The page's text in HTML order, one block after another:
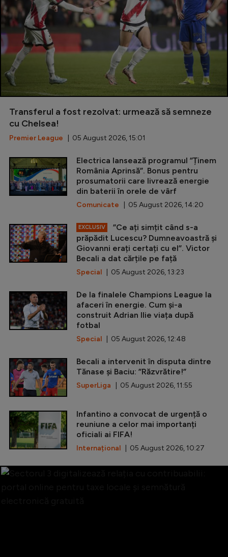
Transferul a fost rezolvat: urmează să semneze
cu Chelsea!
Premier League | 05 August 2026, 15:01
Electrica lansează programul ”Ținem
România Aprinsă”. Bonus pentru
prosumatorii care livrează energie
din baterii în orele de vârf
Comunicate | 05 August 2026, 14:20
EXCLUSIV
”Ce ați simțit când s-a
prăpădit Lucescu? Dumneavoastră și
Giovanni erați certați cu el”. Victor
Becali a dat cărțile pe față
Special | 05 August 2026, 13:23
De la finalele Champions League la
afaceri în energie. Cum și-a
construit Adrian Ilie viața după
fotbal
Special | 05 August 2026, 12:48
Becali a intervenit în disputa dintre
Tănase și Baciu: ”Răzvrătire!”
SuperLiga | 05 August 2026, 11:55
Infantino a convocat de urgență o
reuniune a celor mai importanți
oficiali ai FIFA!
Internațional | 05 August 2026, 10:27